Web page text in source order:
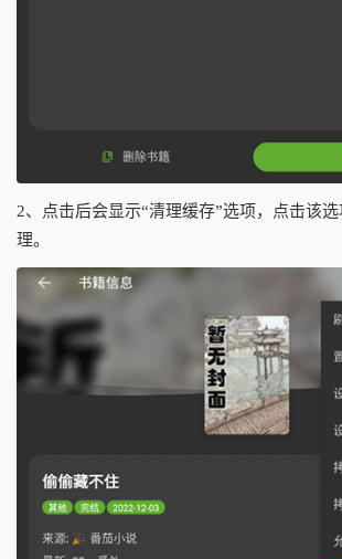
2、点击后会显示“清理缓存”选项，点击该
理。